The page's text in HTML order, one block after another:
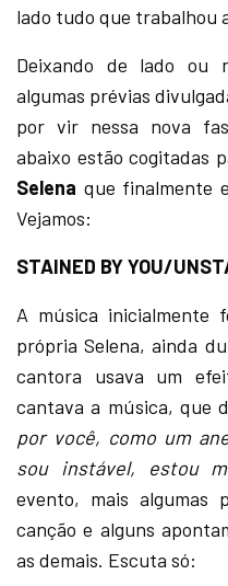
lado tudo que trabalhou
Deixando de lado ou
algumas prévias
por vir nessa nova
abaixo estão cogitadas
Selena que finalmente
Vejamos:
STAINED BY YOU/
A música inicialmente
própria Selena, ainda
cantora usava um
cantava a música, que
por você, como um
sou instável, estou
evento, mais algumas
canção e alguns
as demais. Escuta só: